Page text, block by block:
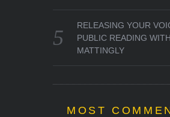
RELEASING YOUR
PUBLIC READING
MATTINGLY
MOST